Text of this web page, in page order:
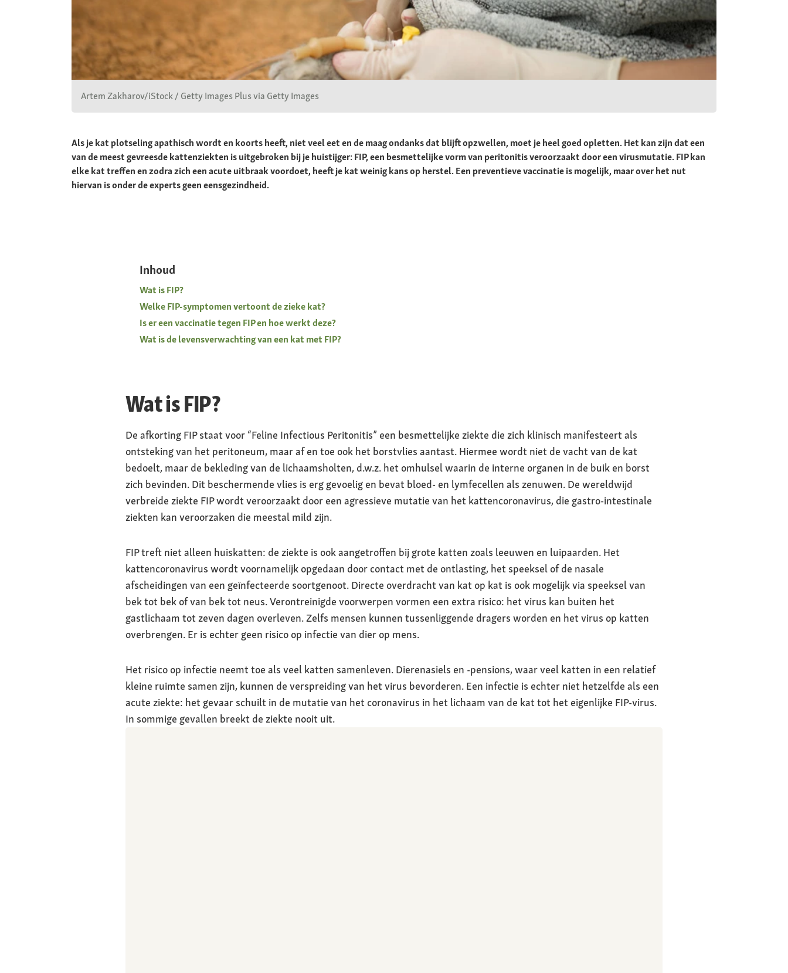
Artem Zakharov/iStock / Getty Images Plus via Getty Images
Als je kat plotseling apathisch wordt en koorts heeft, niet veel eet en de maag ondanks dat blijft opzwellen, moet je heel goed opletten. Het kan zijn dat een
van de meest gevreesde kattenziekten is uitgebroken bij je huistijger: FIP, een besmettelijke vorm van peritonitis veroorzaakt door een virusmutatie. FIP kan
elke kat treffen en zodra zich een acute uitbraak voordoet, heeft je kat weinig kans op herstel. Een preventieve vaccinatie is mogelijk, maar over het nut
hiervan is onder de experts geen eensgezindheid.
Inhoud
Wat is FIP?
Welke FIP-symptomen vertoont de zieke kat?
Is er een vaccinatie tegen FIP en hoe werkt deze?
Wat is de levensverwachting van een kat met FIP?
Wat is FIP?
De afkorting FIP staat voor “Feline Infectious Peritonitis” een besmettelijke ziekte die zich klinisch manifesteert als
ontsteking van het peritoneum, maar af en toe ook het borstvlies aantast. Hiermee wordt niet de vacht van de kat
bedoelt, maar de bekleding van de lichaamsholten, d.w.z. het omhulsel waarin de interne organen in de buik en borst
zich bevinden. Dit beschermende vlies is erg gevoelig en bevat bloed- en lymfecellen als zenuwen. De wereldwijd
verbreide ziekte FIP wordt veroorzaakt door een agressieve mutatie van het kattencoronavirus, die gastro-intestinale
ziekten kan veroorzaken die meestal mild zijn.
FIP treft niet alleen huiskatten: de ziekte is ook aangetroffen bij grote katten zoals leeuwen en luipaarden. Het
kattencoronavirus wordt voornamelijk opgedaan door contact met de ontlasting, het speeksel of de nasale
afscheidingen van een geïnfecteerde soortgenoot. Directe overdracht van kat op kat is ook mogelijk via speeksel van
bek tot bek of van bek tot neus. Verontreinigde voorwerpen vormen een extra risico: het virus kan buiten het
gastlichaam tot zeven dagen overleven. Zelfs mensen kunnen tussenliggende dragers worden en het virus op katten
overbrengen. Er is echter geen risico op infectie van dier op mens.
Het risico op infectie neemt toe als veel katten samenleven. Dierenasiels en -pensions, waar veel katten in een relatief
kleine ruimte samen zijn, kunnen de verspreiding van het virus bevorderen. Een infectie is echter niet hetzelfde als een
acute ziekte: het gevaar schuilt in de mutatie van het coronavirus in het lichaam van de kat tot het eigenlijke FIP-virus.
In sommige gevallen breekt de ziekte nooit uit.